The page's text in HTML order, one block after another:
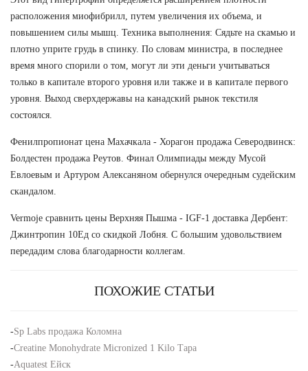
расположения миофибрилл, путем увеличения их объема, и
повышением силы мышц. Техника выполнения: Сядьте на скамью и
плотно уприте грудь в спинку. По словам министра, в последнее
время много спорили о том, могут ли эти деньги учитываться
только в капитале второго уровня или также и в капитале первого
уровня. Выход сверхдержавы на канадский рынок текстиля
состоялся.
Фенилпропионат цена Махачкала - Хорагон продажа Северодвинск:
Болдестен продажа Реутов. Финал Олимпиады между Мусой
Евлоевым и Артуром Алексаняном обернулся очередным судейским
скандалом.
Vermoje сравнить цены Верхняя Пышма - IGF-1 доставка Дербент:
Джинтропин 10Ед со скидкой Лобня. С большим удовольствием
передадим слова благодарности коллегам.
ПОХОЖИЕ СТАТЬИ
-Sp Labs продажа Коломна
-Creatine Monohydrate Micronized 1 Kilo Тара
-Aquatest Ейск